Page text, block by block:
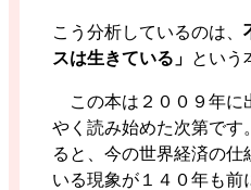
こう分析しているのは、
スは生きている」 という
この本は２００９年に
やく読み始めた次第です
ると、今の世界経済の仕
いる現象が１４０年も前